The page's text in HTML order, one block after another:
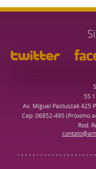
55
Av. Miguel Pastuszak 425
Cep: 06852-495 (Próximo
Rod.